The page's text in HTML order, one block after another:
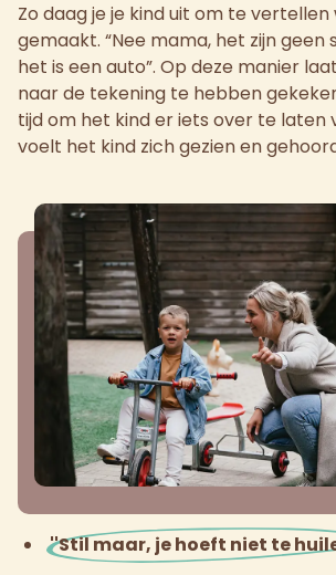
Zo daag je je kind uit om te
gemaakt. “Nee mama, het zijn
het is een auto”. Op deze manier
naar de tekening te hebben
tijd om het kind er iets over te laten
voelt het kind zich gezien en
''Stil maar, je hoeft niet te